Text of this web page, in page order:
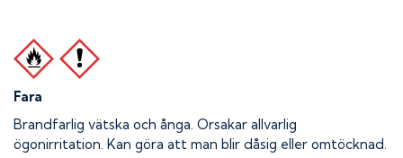
Fara
Brandfarlig vätska och ånga. Orsakar allvarlig
ögonirritation. Kan göra att man blir dåsig eller omtöcknad.